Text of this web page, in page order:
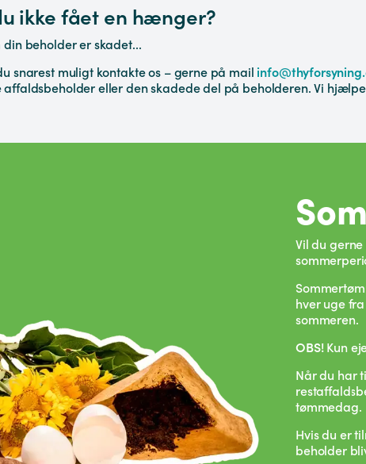
ikke fået en hænger?
din beholder er skadet...
snarest muligt kontakte os – gerne på mail
affaldsbeholder eller den skadede del på beholderen. Vi
Vil du
hver uge
sommeren.
OBS!Kun
Når du har
tømmedag.
Hvis du er
beholder